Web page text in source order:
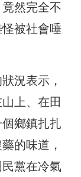
然完全不
被社會唾
況表示，
上、在田
鄉鎮扎扎
的味道，
黨在冷氣